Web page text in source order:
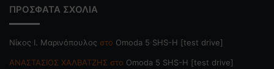
ΠΡΟΣΦΑΤΑ ΣΧΟΛΙΑ
Nίκος Ι. Mαρινόπουλος στο Omoda 5 SHS-H [test drive]
ΑΝΑΣΤΑΣΙΟΣ ΧΑΛΒΑΤΖΗΣ στο Omoda 5 SHS-H [test drive]